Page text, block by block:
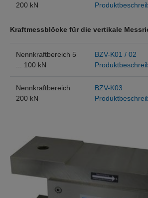
200 kN
Kraftmessblöcke für die vertikale
Nennkraftbereich 5
... 100 kN
BZV-K01 / 02
Nennkraftbereich
200 kN
BZV-K03